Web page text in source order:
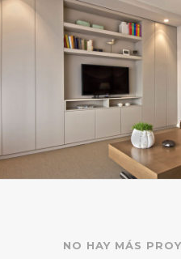
INSTAGRAM